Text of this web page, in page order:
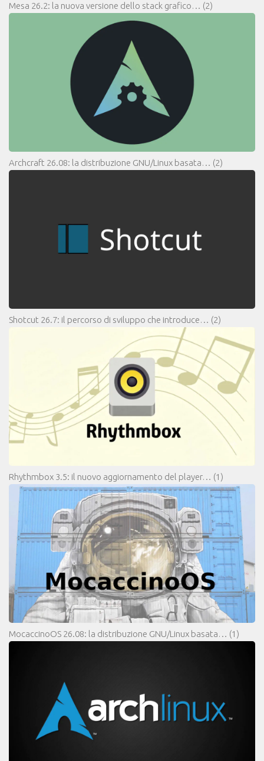
Mesa 26.2: la nuova versione dello stack grafico… (2)
Archcraft 26.08: la distribuzione GNU/Linux basata… (2)
Shotcut 26.7: il percorso di sviluppo che introduce… (2)
Rhythmbox 3.5: il nuovo aggiornamento del player… (1)
MocaccinoOS 26.08: la distribuzione GNU/Linux basata… (1)